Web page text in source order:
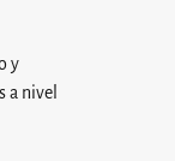
y
a nivel